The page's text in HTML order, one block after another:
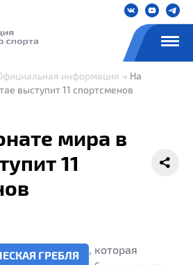
информация
На
выступит 11 спортсменов
мира в
11
ГРЕБЛЯ
команды, которая